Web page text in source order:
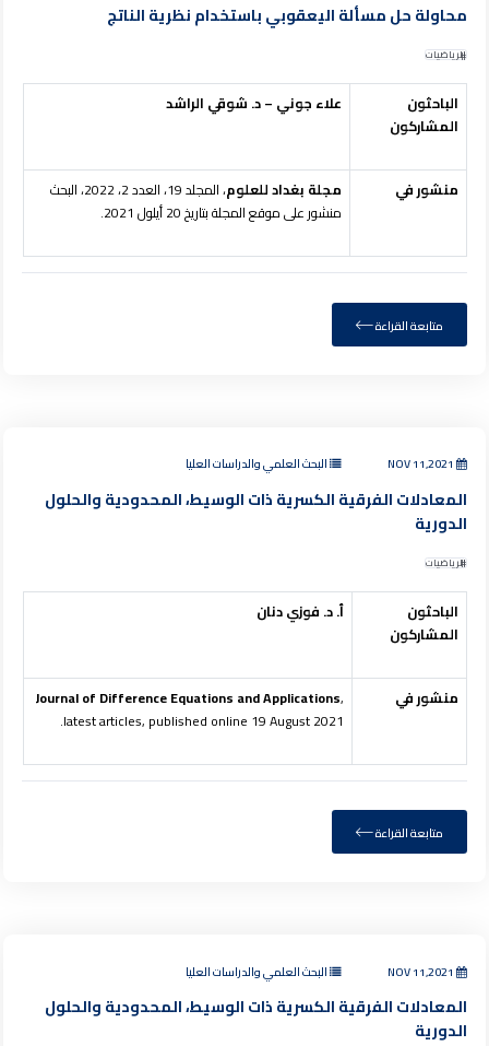
محاولة حل مسألة اليعقوبي باستخدام نظرية الناتج
الرياضيات
الباحثون
المشاركون
علاء جوني – د. شوقي الراشد
منشور في مجلة بغداد للعلوم
، المجلد 19، العدد 2، 2022، البحث
منشور على موقع المجلة بتاريخ 20 أيلول 2021.
متابعة القراءة
البحث العلمي والدراسات العليا
المعادلات الفرقية الكسرية ذات الوسيط، المحدودية والحلول
الدورية
الرياضيات
الباحثون
المشاركون
أ. د. فوزي دنان
منشور في Journal of Difference Equations and Applications,
latest articles, published online 19 August 2021.
متابعة القراءة
البحث العلمي والدراسات العليا
المعادلات الفرقية الكسرية ذات الوسيط، المحدودية والحلول
الدورية